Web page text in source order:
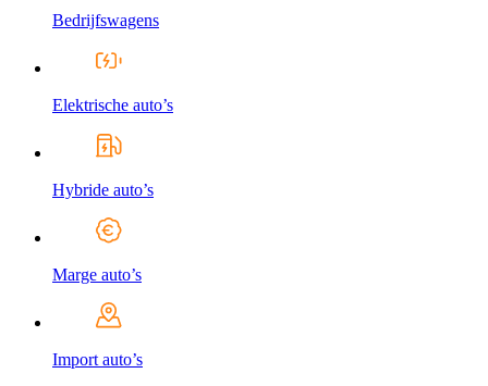
Bedrijfswagens
Elektrische auto’s
Hybride auto’s
Marge auto’s
Import auto’s